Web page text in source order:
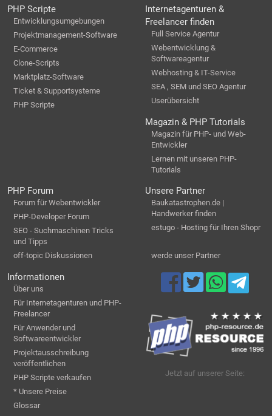
PHP Scripte
Entwicklungsumgebungen
Projektmanagement-Software
E-Commerce
Clone-Scripts
Marktplatz-Software
Ticket & Supportsysteme
PHP Scripte
Internetagenturen &
Freelancer finden
Full Service Agentur
Webentwicklung &
Softwareagentur
Webhosting & IT-Service
SEA , SEM und SEO Agentur
Userübersicht
Magazin & PHP Tutorials
Magazin für PHP- und Web-
Entwickler
Lernen mit unseren PHP-
Tutorials
PHP Forum
Forum für Webentwickler
PHP-Developer Forum
SEO - Suchmaschinen Tricks
und Tipps
off-topic Diskussionen
Unsere Partner
Baukatastrophen.de |
Handwerker finden
estugo - Hosting für Ihren Shopr
werde unser Partner
Informationen
Über uns
Für Internetagenturen und PHP-
Freelancer
Für Anwender und
Softwareentwickler
Projektausschreibung
veröffentlichen
PHP Scripte verkaufen
* Unsere Preise
Glossar
Jetzt auf unserer Seite: